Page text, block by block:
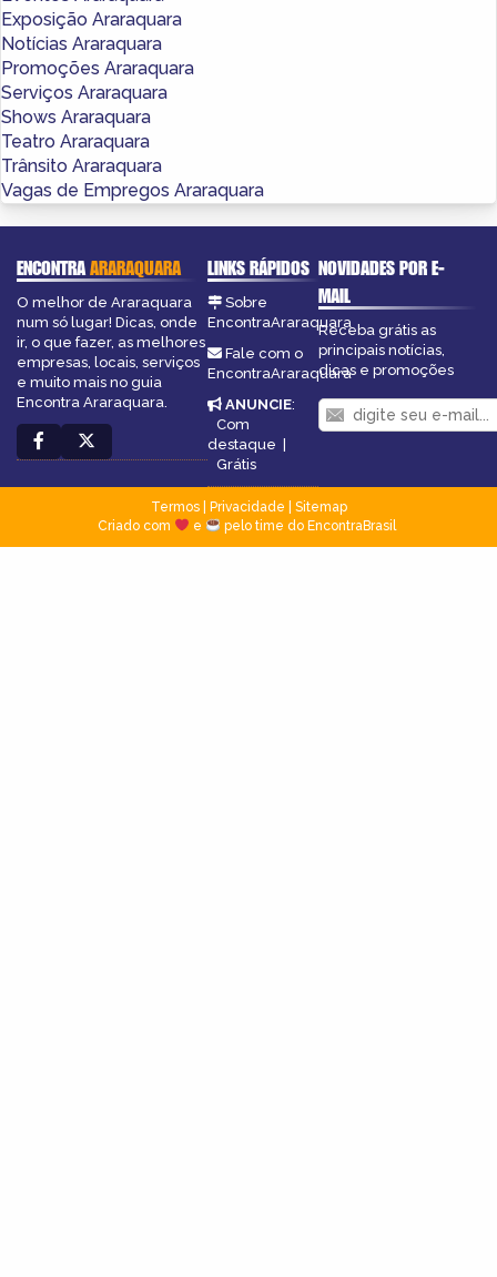
Exposição Araraquara
Notícias Araraquara
Promoções Araraquara
Serviços Araraquara
Shows Araraquara
Teatro Araraquara
Trânsito Araraquara
Vagas de Empregos Araraquara
ENCONTRAARARAQUARA
O melhor de Araraquara
num só lugar! Dicas, onde
ir, o que fazer, as melhores
empresas, locais, serviços
e muito mais no guia
Encontra Araraquara.
LINKS RÁPIDOS
Sobre
EncontraAraraquara
Fale com o
EncontraAraraquara
ANUNCIE:
Com
destaque
Grátis
NOVIDADES POR E-
MAIL
Receba grátis as
principais notícias,
dicas e promoções
Termos| Privacidade
Sitemap
Criado com
e pelo time do EncontraBrasil